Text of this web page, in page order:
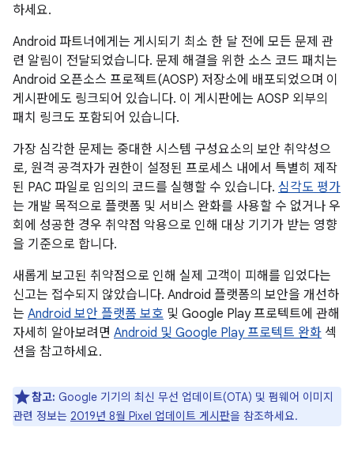
하세요.
Android 파트너에게는 게시되기 최소 한 달 전에 모든 문제 관
련 알림이 전달되었습니다. 문제 해결을 위한 소스 코드 패치는
Android 오픈소스 프로젝트(AOSP) 저장소에 배포되었으며 이
게시판에도 링크되어 있습니다. 이 게시판에는 AOSP 외부의
패치 링크도 포함되어 있습니다.
가장 심각한 문제는 중대한 시스템 구성요소의 보안 취약성으
로, 원격 공격자가 권한이 설정된 프로세스 내에서 특별히 제작
된 PAC 파일로 임의의 코드를 실행할 수 있습니다. 심각도 평가
는 개발 목적으로 플랫폼 및 서비스 완화를 사용할 수 없거나 우
회에 성공한 경우 취약점 악용으로 인해 대상 기기가 받는 영향
을 기준으로 합니다.
새롭게 보고된 취약점으로 인해 실제 고객이 피해를 입었다는
신고는 접수되지 않았습니다. Android 플랫폼의 보안을 개선하
는 Android 보안 플랫폼 보호 및 Google Play 프로텍트에 관해
자세히 알아보려면 Android 및 Google Play 프로텍트 완화 섹
션을 참고하세요.
참고: Google 기기의 최신 무선 업데이트(OTA) 및 펌웨어 이미지
관련 정보는 2019년 8월 Pixel 업데이트 게시판을 참조하세요.